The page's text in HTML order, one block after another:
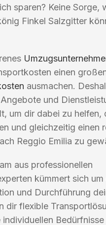
sparen? Keine Sorge,
Finkel Salzgitter
einen
ausmachen.
und
um dir dabei zu helfen,
und gleichzeitig einen
Reggio Emilia zu
aus professionellen
kümmert sich um
und Durchführung
dir flexible
individuellen